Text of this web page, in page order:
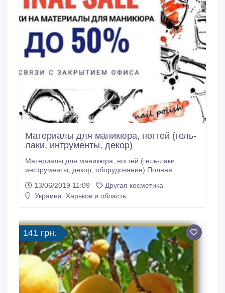
Материалы для маникюра, ногтей (гель-
лаки, интрументы, декор)
Материалы для маникюра, ногтей (гель-лаки,
инструменты, декор, оборудование) Полная
Гель-лаки от 49 грн PNB - 99грн(50 цветов) Magic -
99 грн. NICE- от 55 грн. FOX, KODI, PNB Базы, топы,
13/06/2019 11:09
Другая косметика
Украина, Харьков и область
141 грн.